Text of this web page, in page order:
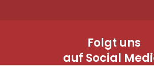
Folgt uns
auf Social